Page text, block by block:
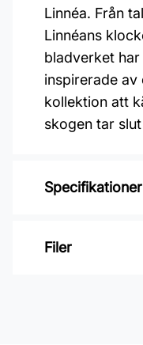
Linnéa. Från
Linnéans
bladverket
inspirerade av
kollektion att
skogen tar
Specifikationer
Varumärke:
Filer